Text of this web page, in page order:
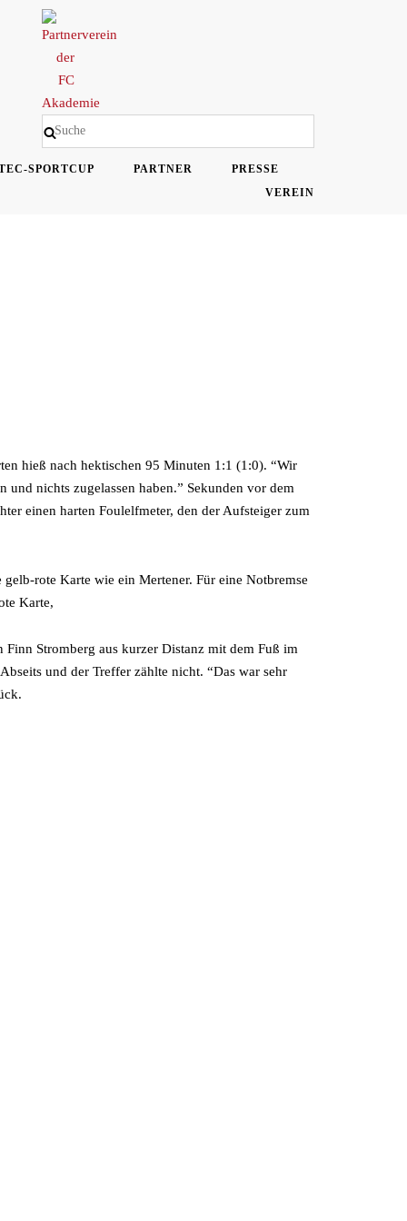
SPORTCUP PARTNER
PRESSE
VEREIN
hieß nach hektischen 95 Minuten 1:1 (1:0). “Wir
nichts zugelassen haben.” Sekunden vor dem
einen harten Foulelfmeter, den der Aufsteiger zum
rote Karte wie ein Mertener. Für eine Notbremse
Karte,
Stromberg aus kurzer Distanz mit dem Fuß im
und der Treffer zählte nicht. “Das war sehr